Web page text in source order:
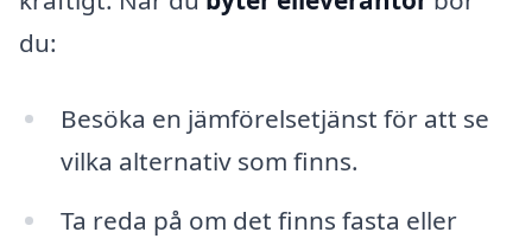
du:
Besöka en jämförelsetjänst för att se
vilka alternativ som finns.
Ta reda på om det finns fasta eller